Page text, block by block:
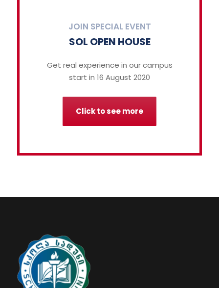
JOIN SPECIAL EVENT
SOL OPEN HOUSE
Get real experience in our campus
start in 16 August 2020
Click to see more